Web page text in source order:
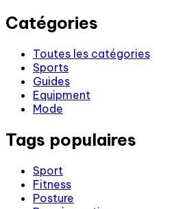
Catégories
Toutes les catégories
Sports
Guides
Equipment
Mode
Tags populaires
Sport
Fitness
Posture